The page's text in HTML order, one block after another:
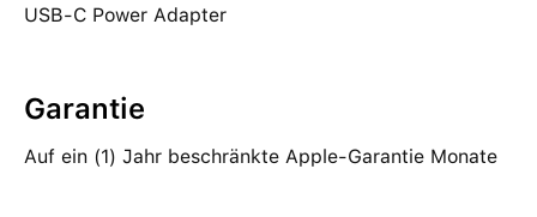
USB‑C Power Adapter
Garantie
Auf ein (1) Jahr beschränkte Apple-Garantie Monate